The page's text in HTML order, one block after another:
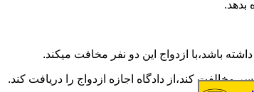
بدهد.
باشد،با ازدواج این دو نفر مخافت میکند.
مخالفت کند،از دادگاه اجازه ازدواج را دریافت کند.